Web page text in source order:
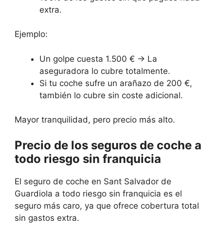
extra.
Ejemplo:
Un golpe cuesta 1.500 € → La
aseguradora lo cubre totalmente.
Si tu coche sufre un arañazo de 200 €,
también lo cubre sin coste adicional.
Mayor tranquilidad, pero precio más alto.
Precio de los seguros de coche a
todo riesgo sin franquicia
El seguro de coche en Sant Salvador de
Guardiola a todo riesgo sin franquicia es el
seguro más caro, ya que ofrece cobertura total
sin gastos extra.